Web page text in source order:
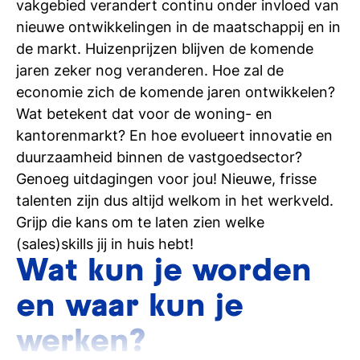
vakgebied verandert continu onder invloed van
nieuwe ontwikkelingen in de maatschappij en in
de markt. Huizenprijzen blijven de komende
jaren zeker nog veranderen. Hoe zal de
economie zich de komende jaren ontwikkelen?
Wat betekent dat voor de woning- en
kantorenmarkt? En hoe evolueert innovatie en
duurzaamheid binnen de vastgoedsector?
Genoeg uitdagingen voor jou! Nieuwe, frisse
talenten zijn dus altijd welkom in het werkveld.
Grijp die kans om te laten zien welke
(sales)skills jij in huis hebt!
Wat kun je worden
en waar kun je
werken?